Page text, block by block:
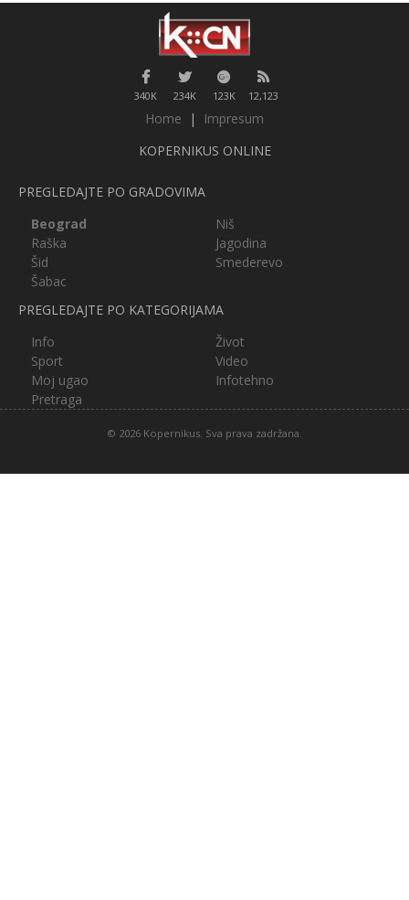
340K 234K 123K 12,123
Home |
Impresum
KOPERNIKUS ONLINE
PREGLEDAJTE PO GRADOVIMA
Beograd
Niš
Raška
Jagodina
Šid
Smederevo
Šabac
PREGLEDAJTE PO KATEGORIJAMA
Info
Život
Sport
Video
Moj ugao
Infotehno
Pretraga
© 2026 Kopernikus. Sva prava zadržana.